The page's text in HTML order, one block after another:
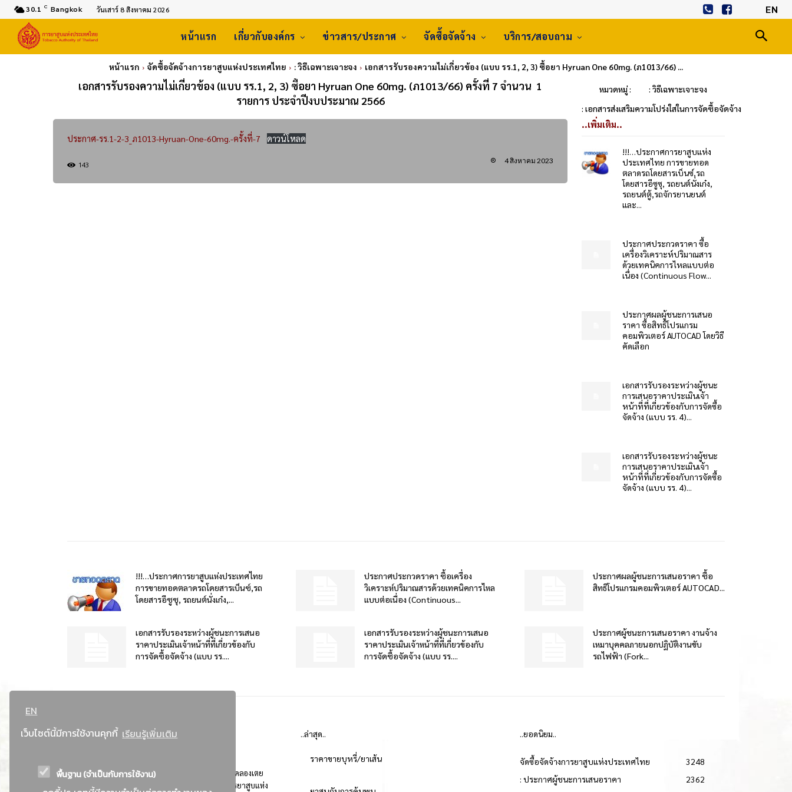
EN
เว็บไซต์นี้มีการใช้งานคุกกี้ เรียนรู้เพิ่มเติม
พื้นฐาน (จำเป็นกับการใช้งาน)
30.1 C Bangkok วันเสาร์ 8 สิงหาคม 2026 EN
หน้าแรก เกี่ยวกับองค์กร ข่าวสาร/ประกาศ จัดซื้อจัดจ้าง บริการ/สอบถาม
หน้าแรก จัดซื้อจัดจ้างการยาสูบแห่งประเทศไทย : วิธีเฉพาะเจาะจง เอกสารรับรองความไม่เกี่ยวข้อง (แบบ รร.1, 2, 3) ซื้อยา Hyruan One 60mg. (ภ1013/66) ...
เอกสารรับรองความไม่เกี่ยวข้อง (แบบ รร.1, 2, 3) ซื้อยา Hyruan One 60mg. (ภ1013/66) ครั้งที่ 7 จำนวน 1
รายการ ประจำปีงบประมาณ 2566
หมวดหมู่ :
: วิธีเฉพาะเจาะจง
: เอกสารส่งเสริมความโปร่งใสในการจัดซื้อจัดจ้าง
ประกาศ-รร.1-2-3_ภ1013-Hyruan-One-60mg.-ครั้งที่-7 ดาวน์โหลด
143 4 สิงหาคม 2023
..เพิ่มเติม..
!!!…ประกาศการยาสูบแห่ง
ประเทศไทย การขายทอด
ตลาดรถโดยสารเบ็นซ์,รถ
โดยสารอีซูซุ, รถยนต์นั่งเก๋ง,
รถยนต์ตู้,รถจักรยานยนต์
และ...
ประกาศประกวดราคา ซื้อ
เครื่องวิเคราะห์ปริมาณสาร
ด้วยเทคนิคการไหลแบบต่อ
เนื่อง (Continuous Flow...
ประกาศผลผู้ชนะการเสนอ
ราคา ซื้อสิทธิโปรแกรม
คอมพิวเตอร์ AUTOCAD โดยวิธี
คัดเลือก
เอกสารรับรองระหว่างผู้ชนะ
การเสนอราคาประเมินเจ้า
หน้าที่ที่เกี่ยวข้องกับการจัดซื้อ
จัดจ้าง (แบบ รร. 4)...
เอกสารรับรองระหว่างผู้ชนะ
การเสนอราคาประเมินเจ้า
หน้าที่ที่เกี่ยวข้องกับการจัดซื้อ
จัดจ้าง (แบบ รร. 4)...
!!!…ประกาศการยาสูบแห่งประเทศไทย
การขายทอดตลาดรถโดยสารเบ็นซ์,รถ
โดยสารอีซูซุ, รถยนต์นั่งเก๋ง,...
ประกาศประกวดราคา ซื้อเครื่อง
วิเคราะห์ปริมาณสารด้วยเทคนิคการไหล
แบบต่อเนื่อง (Continuous...
ประกาศผลผู้ชนะการเสนอราคา ซื้อ
สิทธิโปรแกรมคอมพิวเตอร์ AUTOCAD...
เอกสารรับรองระหว่างผู้ชนะการเสนอ
ราคาประเมินเจ้าหน้าที่ที่เกี่ยวข้องกับ
การจัดซื้อจัดจ้าง (แบบ รร....
เอกสารรับรองระหว่างผู้ชนะการเสนอ
ราคาประเมินเจ้าหน้าที่ที่เกี่ยวข้องกับ
การจัดซื้อจัดจ้าง (แบบ รร....
ประกาศผู้ชนะการเสนอราคา งานจ้าง
เหมาบุคคลภายนอกปฏิบัติงานขับ
รถไฟฟ้า (Fork...
ที่อยู่ : 184 ถนนพระรามที่ 4 แขวงคลองเตย เขตคลองเตย
กรุงเทพมหานคร 10110 ติดต่อประชาสัมพันธ์ การยาสูบแห่ง
..ล่าสุด..
ราคาขายบุหรี่/ยาเส้น
..ยอดนิยม..
จัดซื้อจัดจ้างการยาสูบแห่งประเทศไทย
3248
: ประกาศผู้ชนะการเสนอราคา
2362